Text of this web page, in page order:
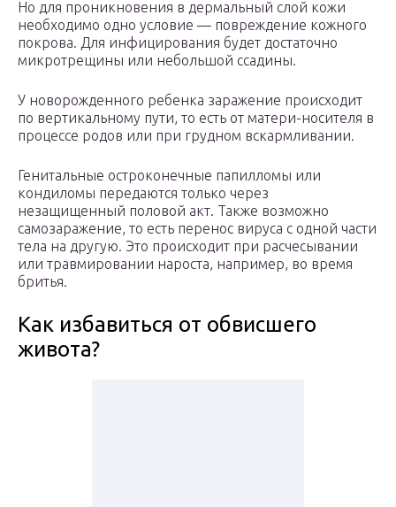
Но для проникновения в дермальный слой кожи
необходимо одно условие — повреждение кожного
покрова. Для инфицирования будет достаточно
микротрещины или небольшой ссадины.
У новорожденного ребенка заражение происходит
по вертикальному пути, то есть от матери-носителя в
процессе родов или при грудном вскармливании.
Генитальные остроконечные папилломы или
кондиломы передаются только через
незащищенный половой акт. Также возможно
самозаражение, то есть перенос вируса с одной части
тела на другую. Это происходит при расчесывании
или травмировании нароста, например, во время
бритья.
Как избавиться от обвисшего
живота?